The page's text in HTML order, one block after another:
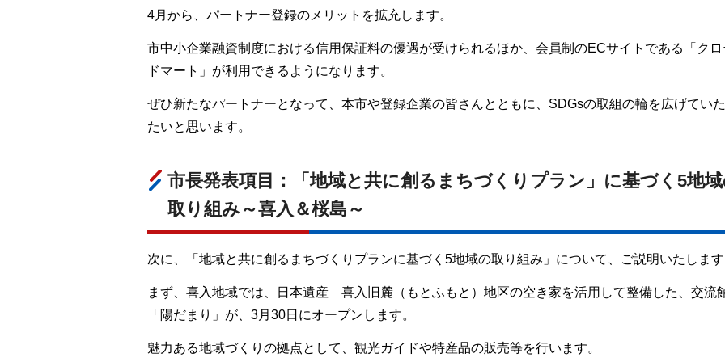
4月から、パートナー登録のメリットを拡充します。
市中小企業融資制度における信用保証料の優遇が受けられるほか、会員制のECサイトである「ク
ドマート」が利用できるようになります。
ぜひ新たなパートナーとなって、本市や登録企業の皆さんとともに、SDGsの取組の輪を広げてい
たいと思います。
市長発表項目：「地域と共に創るまちづくりプラン」に基づく5地
取り組み～喜入＆桜島～
次に、「地域と共に創るまちづくりプランに基づく5地域の取り組み」について、ご説明いたします
まず、喜入地域では、日本遺産 喜入旧麓（もとふもと）地区の空き家を活用して整備した、交流
「陽だまり」が、3月30日にオープンします。
魅力ある地域づくりの拠点として、観光ガイドや特産品の販売等を行います。